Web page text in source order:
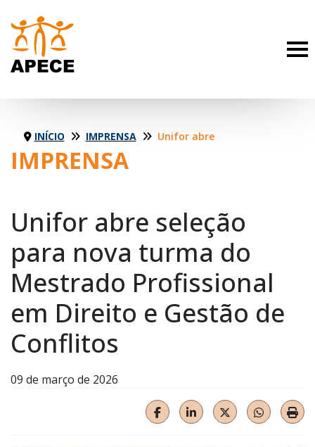
IMPRENSA
INÍCIO IMPRENSA Unifor abre seleção para nova turma do Mestrado Profissional em Direito e Gestão de Conflitos
Unifor abre seleção
para nova turma do
Mestrado Profissional
em Direito e Gestão de
Conflitos
09 de março de 2026